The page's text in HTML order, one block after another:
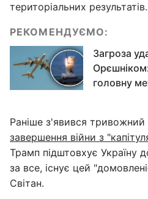
територіальних результатів.
РЕКОМЕНДУЄМО:
Загроза
головну
Раніше з'явився тривожний
завершення війни з
Трамп підштовхує Україну
за все, існує цей
Світан.